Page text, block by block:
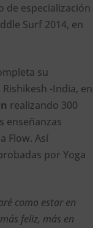
de especialización
Surf 2014, en
su
-India, en
realizando 300
enseñanzas
Flow. Así
por Yoga
como estar en
feliz, más en